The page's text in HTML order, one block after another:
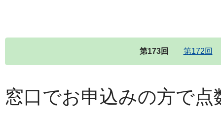
第173回 第172回
窓口でお申込みの方で